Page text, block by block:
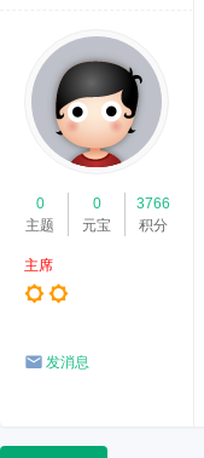
0
主题
0
元宝
3766
积分
主席
发消息